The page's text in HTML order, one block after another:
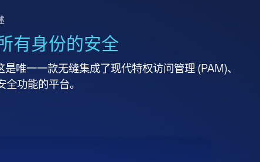
有身份的安全
是唯一一款无缝集成了现代特权访问管理 (PAM)、
功能的平台。